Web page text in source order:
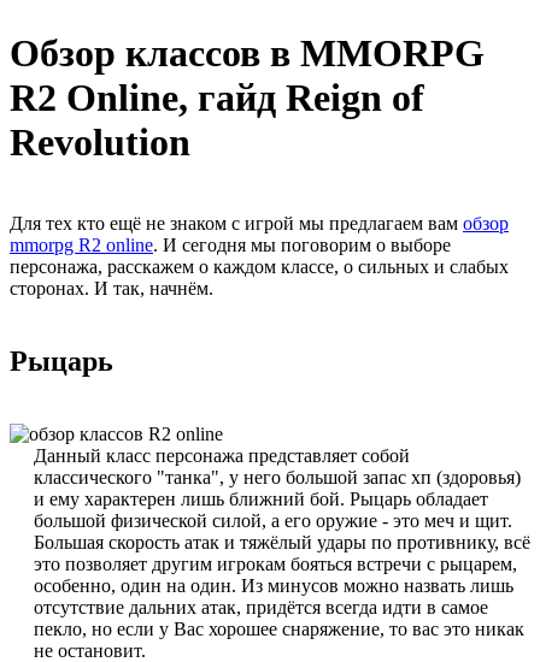
Обзор классов в MMORPG
R2 Online, гайд Reign of
Revolution
Для тех кто ещё не знаком с игрой мы предлагаем вам обзор
mmorpg R2 online. И сегодня мы поговорим о выборе
персонажа, расскажем о каждом классе, о сильных и слабых
сторонах. И так, начнём.
Рыцарь
Данный класс персонажа представляет собой
классического "танка", у него большой запас хп (здоровья)
и ему характерен лишь ближний бой. Рыцарь обладает
большой физической силой, а его оружие - это меч и щит.
Большая скорость атак и тяжёлый удары по противнику, всё
это позволяет другим игрокам бояться встречи с рыцарем,
особенно, один на один. Из минусов можно назвать лишь
отсутствие дальних атак, придётся всегда идти в самое
пекло, но если у Вас хорошее снаряжение, то вас это никак
не остановит.